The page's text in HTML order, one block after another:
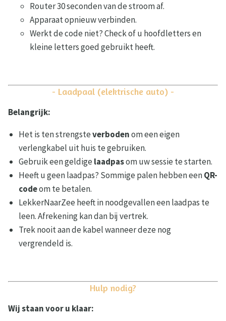
Router 30 seconden van de stroom af.
Apparaat opnieuw verbinden.
Werkt de code niet? Check of u hoofdletters en
kleine letters goed gebruikt heeft.
- Laadpaal (elektrische auto) -
Belangrijk:
Het is ten strengsteverbodenom een eigen
verlengkabel uit huis te gebruiken.
Gebruik een geldige laadpasom uw sessie te starten.
Heeft u geen laadpas? Sommige palen hebben eenQR-
codeom te betalen.
LekkerNaarZee heeft in noodgevallen een laadpas te
leen. Afrekening kan dan bij vertrek.
Trek nooit aan de kabel wanneer deze nog
vergrendeld is.
Hulp nodig?
Wij staan voor u klaar: